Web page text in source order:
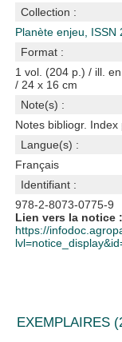
Collection :
Planète enjeu, ISSN
Format :
1 vol. (204 p.) / ill.
/ 24 x 16 cm
Note(s) :
Notes bibliogr. Index
Langue(s) :
Français
Identifiant :
978-2-8073-0775-9
Lien vers la notice :
https://
EXEMPLAIRES